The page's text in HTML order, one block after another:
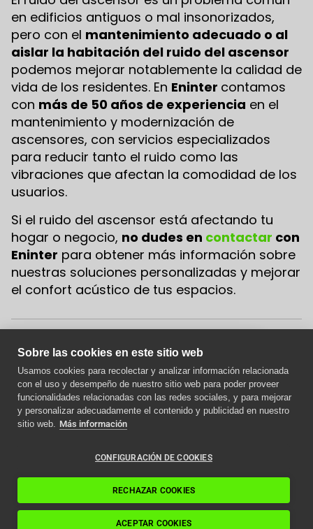
en edificios antiguos o mal insonorizados,
pero con el mantenimiento adecuado o al
aislar la habitación del ruido del ascensor
podemos mejorar notablemente la calidad de
vida de los residentes. En Eninter contamos
con más de 50 años de experiencia en el
mantenimiento y modernización de
ascensores, con servicios especializados
para reducir tanto el ruido como las
vibraciones que afectan la comodidad de los
usuarios.
Si el ruido del ascensor está afectando tu
hogar o negocio, no dudes en contactar con
Eninter para obtener más información sobre
nuestras soluciones personalizadas y mejorar
el confort acústico de tus espacios.
articulo:
Mantenimiento de
ascensores multimarca
Sobre las cookies en este sitio web
Usamos cookies para recolectar y analizar información relacionada
con el uso y desempeño de nuestro sitio web para poder proveer
funcionalidades relacionadas con las redes sociales, y para mejorar
y personalizar adecuadamente el contenido y publicidad en nuestro
sitio web. Más información
CONFIGURACIÓN DE COOKIES
RECHAZAR COOKIES
ACEPTAR COOKIES
Aviso importante
Como afecta la nueva
ascensores en 2024
Leer artículo